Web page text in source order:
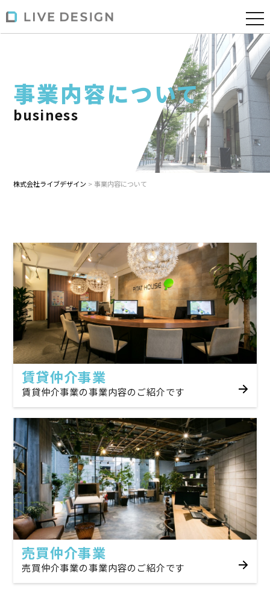
事業内容について
business
株式会社ライブデザイン > 事業内容について
賃貸仲介事業
賃貸仲介事業の事業内容のご紹介です
売買仲介事業
売買仲介事業の事業内容のご紹介です